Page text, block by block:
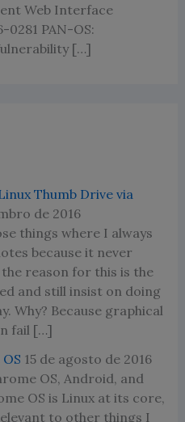
Web Interface
0281 PAN-OS:
[…]
Thumb Drive via
de 2016
things where I always
because it never
reason for this is the
and still insist on doing
Why? Because graphical
fail […]
15 de agosto de 2016
OS, Android, and
OS is Linux at its core,
to other things I